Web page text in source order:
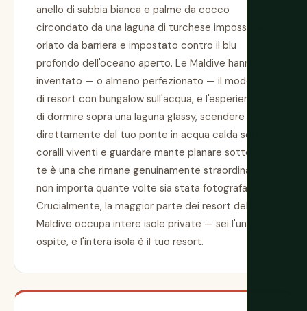
anello di sabbia bianca e palme da cocco
circondato da una laguna di turchese impossibile,
orlato da barriera e impostato contro il blu
profondo dell'oceano aperto. Le Maldive hanno
inventato — o almeno perfezionato — il modello
di resort con bungalow sull'acqua, e l'esperienza
di dormire sopra una laguna glassy, scendere
direttamente dal tuo ponte in acqua calda sopra
coralli viventi e guardare mante planare sotto di
te è una che rimane genuinamente straordinaria
non importa quante volte sia stata fotografata.
Crucialmente, la maggior parte dei resort delle
Maldive occupa intere isole private — sei l'unico
ospite, e l'intera isola è il tuo resort.